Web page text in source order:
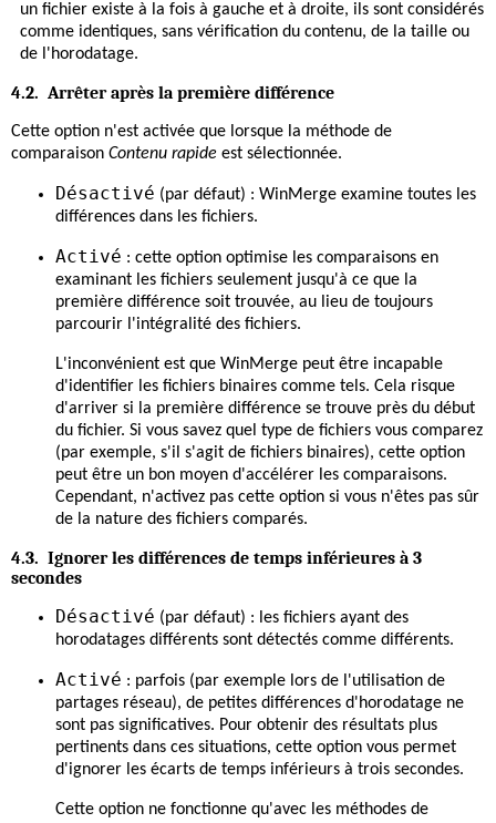
un fichier existe à la fois à gauche et à droite, ils sont considérés
comme identiques, sans vérification du contenu, de la taille ou
de l'horodatage.
4.2. Arrêter après la première différence
Cette option n'est activée que lorsque la méthode de
comparaison Contenu rapide est sélectionnée.
Désactivé (par défaut) : WinMerge examine toutes les
différences dans les fichiers.
Activé : cette option optimise les comparaisons en
examinant les fichiers seulement jusqu'à ce que la
première différence soit trouvée, au lieu de toujours
parcourir l'intégralité des fichiers.
L'inconvénient est que WinMerge peut être incapable
d'identifier les fichiers binaires comme tels. Cela risque
d'arriver si la première différence se trouve près du début
du fichier. Si vous savez quel type de fichiers vous comparez
(par exemple, s'il s'agit de fichiers binaires), cette option
peut être un bon moyen d'accélérer les comparaisons.
Cependant, n'activez pas cette option si vous n'êtes pas sûr
de la nature des fichiers comparés.
4.3. Ignorer les différences de temps inférieures à 3
secondes
Désactivé (par défaut) : les fichiers ayant des
horodatages différents sont détectés comme différents.
Activé : parfois (par exemple lors de l'utilisation de
partages réseau), de petites différences d'horodatage ne
sont pas significatives. Pour obtenir des résultats plus
pertinents dans ces situations, cette option vous permet
d'ignorer les écarts de temps inférieurs à trois secondes.
Cette option ne fonctionne qu'avec les méthodes de